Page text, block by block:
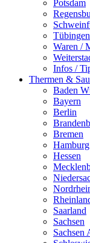
Potsdam
Tübingen
Waren /
Infos /
Thermen &
Baden
Bayern
Berlin
Bremen
Hamburg
Hessen
Saarland
Sachsen
Sachsen